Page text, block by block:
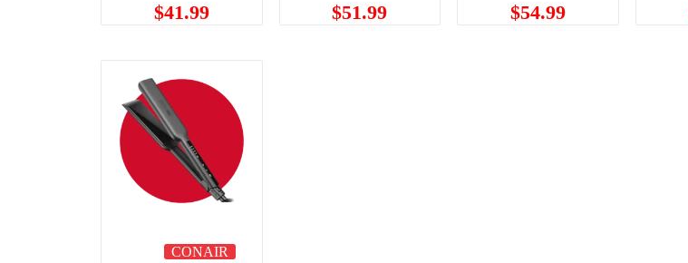
$41.99 $51.99 $54.99
CONAIR